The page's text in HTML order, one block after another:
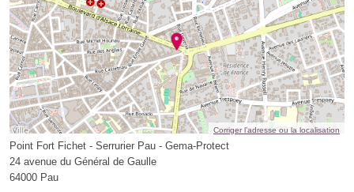
Corriger l’adresse ou la localisation
Point Fort Fichet - Serrurier Pau - Gema-Protect
24 avenue du Général de Gaulle
64000 Pau